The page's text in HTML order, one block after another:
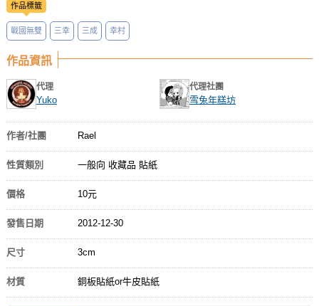
作品標籤
戰國無雙 三幸 三成 幸村
作品資訊
代理
Yuko
代理社團
雪兔年糕坊
作者/社團 Rael
性質類別 一般向 收藏品 貼紙
價格 10元
發售日期 2012-12-30
尺寸 3cm
材質 銅板貼紙or牛皮貼紙